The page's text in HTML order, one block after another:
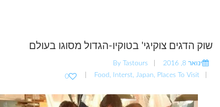
שוק הדגים צוקיגי' בטוקיו-הגדול מסוגו בעולם
ינואר 8, 2016 By
Tastours
Food , Interst, Japan, Places To Visit
0